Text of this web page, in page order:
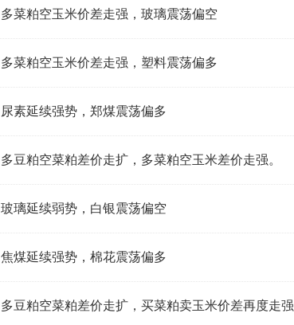
多菜粕空玉米价差走强，玻璃震荡偏空
多菜粕空玉米价差走强，塑料震荡偏多
尿素延续强势，郑煤震荡偏多
多豆粕空菜粕差价走扩，多菜粕空玉米差价走强。
玻璃延续弱势，白银震荡偏空
焦煤延续强势，棉花震荡偏多
多豆粕空菜粕差价走扩，买菜粕卖玉米价差再度走强